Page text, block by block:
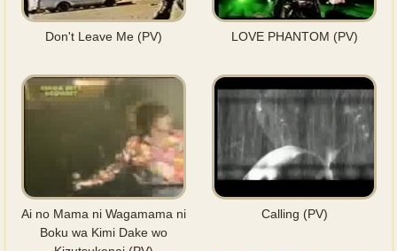
Don't Leave Me (PV) LOVE PHANTOM (PV)
Ai no Mama ni Wagamama ni
Boku wa Kimi Dake wo
Calling (PV)